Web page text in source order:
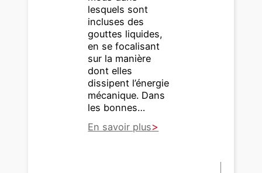
lesquels sont
incluses des
gouttes liquides,
en se focalisant
sur la manière
dont elles
dissipent l’énergie
mécanique. Dans
les bonnes…
En savoir plus